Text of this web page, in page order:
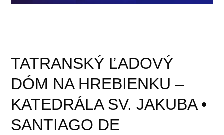
TATRANSKÝ ĽADOVÝ
DÓM NA HREBIENKU –
KATEDRÁLA SV. JAKUBA •
SANTIAGO DE